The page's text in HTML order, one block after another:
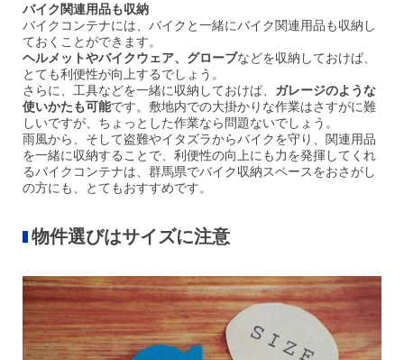
バイク関連用品も収納
バイクコンテナには、バイクと一緒にバイク関連用品も収納し
ておくことができます。
ヘルメットやバイクウェア、グローブなどを収納しておけば、
とても利便性が向上するでしょう。
さらに、工具などを一緒に収納しておけば、 ガレージのような
使いかたも可能です。敷地内での大掛かりな作業はさすがに難
しいですが、ちょっとした作業なら問題ないでしょう。
雨風から、そして盗難やイタズラからバイクを守り、関連用品
を一緒に収納することで、利便性の向上にも力を発揮してくれ
るバイクコンテナは、群馬県でバイク収納スペースをおさがし
の方にも、とてもおすすめです。
物件選びはサイズに注意